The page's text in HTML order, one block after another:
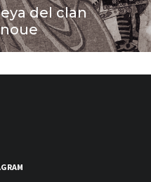
del clan